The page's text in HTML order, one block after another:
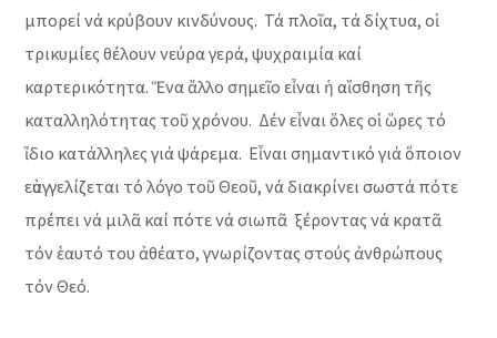
μπορεί νά κρύβουν κινδύνους. Τά πλοῖα, τά δίχτυα, οἱ
τρικυμίες θέλουν νεύρα γερά, ψυχραιμία καί
καρτερικότητα. Ἕνα ἄλλο σημεῖο εἶναι ἡ αἴσθηση τῆς
καταλληλότητας τοῦ χρόνου. Δέν εἶναι ὅλες οἱ ὥρες τό
ἴδιο κατάλληλες γιά ψάρεμα. Εἶναι σημαντικό γιά ὅποιον
εὐαγγελίζεται τό λόγο τοῦ Θεοῦ, νά διακρίνει σωστά πότε
πρέπει νά μιλᾶ καί πότε νά σιωπᾶ ξέροντας νά κρατᾶ
τόν ἑαυτό του ἀθέατο, γνωρίζοντας στούς ἀνθρώπους
τόν Θεό.